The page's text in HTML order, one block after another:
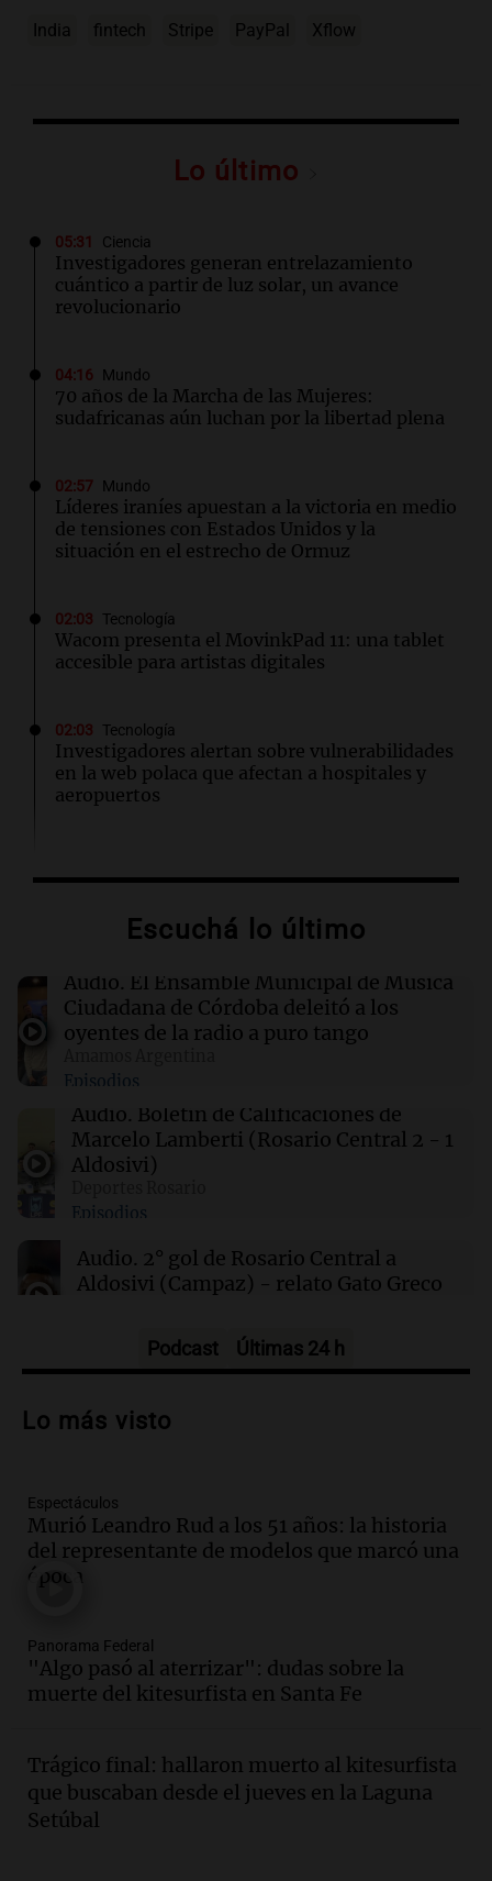
India fintech Stripe PayPal Xflow
Lo último
05:31 Ciencia
Investigadores generan entrelazamiento
cuántico a partir de luz solar, un avance
revolucionario
04:16 Mundo
70 años de la Marcha de las Mujeres:
sudafricanas aún luchan por la libertad plena
02:57 Mundo
Líderes iraníes apuestan a la victoria en medio
de tensiones con Estados Unidos y la
situación en el estrecho de Ormuz
02:03 Tecnología
Wacom presenta el MovinkPad 11: una tablet
accesible para artistas digitales
02:03 Tecnología
Investigadores alertan sobre vulnerabilidades
en la web polaca que afectan a hospitales y
aeropuertos
Trump vuelve a intentar limitar la ciudadanía
01:31 Ciencia
Descubren vida inesperada en el cuerpo de
Ötzi, el hombre de hielo de 5.300 años
00:55 Mundo
China se prepara para el tifón Dolphin; cierran
escuelas y actividades turísticas en varias
provincias
00:32 Clima
sábado 8 de agosto
Escuchá lo último
Audio. El Ensamble Municipal de Música
Ciudadana de Córdoba deleitó a los
oyentes de la radio a puro tango
Episodios
Audio. Boletín de Calificaciones de
Marcelo Lamberti (Rosario Central 2 - 1
Aldosivi)
Episodios
Audio. 2° gol de Rosario Central a
Aldosivi (Campaz) - relato Gato Greco
Audio.Nuevo desarrollo urbano y casa
en Villa María
Audio.
La gran exposición de la rural de
la Bulaya abrirá sus puertas mañana con
diversas actividades y sorpresas
Panorama Federal
edificios y proyecta una casa del
estudiante con 48 municipios
involucrados
Episodios
Audio.1° gol de Rosario Central a
Aldosivi (Zalazar en contra) - relato
Gato Greco
Podcast Últimas 24 h
Lo más visto
Espectáculos
Murió Leandro Rud a los 51 años: la historia
del representante de modelos que marcó una
época
Panorama Federal
"Algo pasó al aterrizar": dudas sobre la
muerte del kitesurfista en Santa Fe
Trágico final: hallaron muerto al kitesurfista
que buscaban desde el jueves en la Laguna
Setúbal